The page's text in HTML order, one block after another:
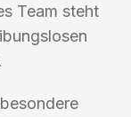
Team steht